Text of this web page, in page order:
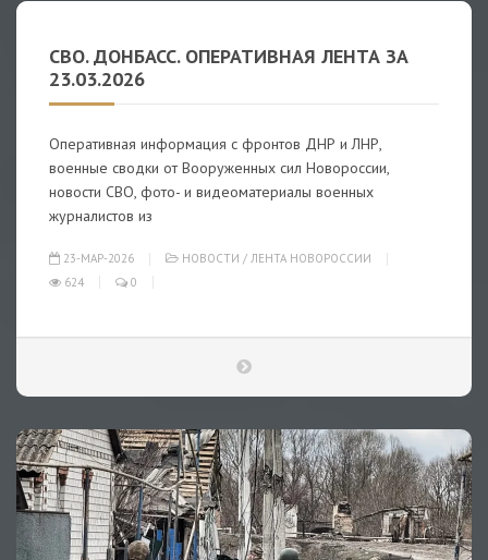
СВО. ДОНБАСС. ОПЕРАТИВНАЯ ЛЕНТА ЗА
23.03.2026
Оперативная информация с фронтов ДНР и ЛНР,
военные сводки от Вооруженных сил Новороссии,
новости СВО, фото- и видеоматериалы военных
журналистов из
23-МАР-2026 НОВОСТИ / ЛЕНТА НОВОРОССИИ
624
0